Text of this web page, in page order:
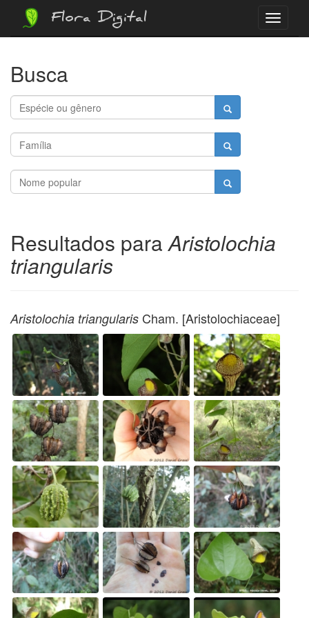
Menu
Flora Digital
Busca
Resultados paraAristolochia
triangularis
Aristolochia triangularis Cham. [Aristolochiaceae]